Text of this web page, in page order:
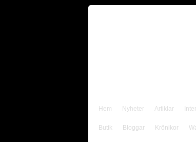
Hem Nyheter Artiklar
Butik Bloggar Krönikor